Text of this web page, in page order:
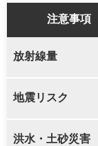
注意事項
放射線量
地震リスク
洪水・土砂災害